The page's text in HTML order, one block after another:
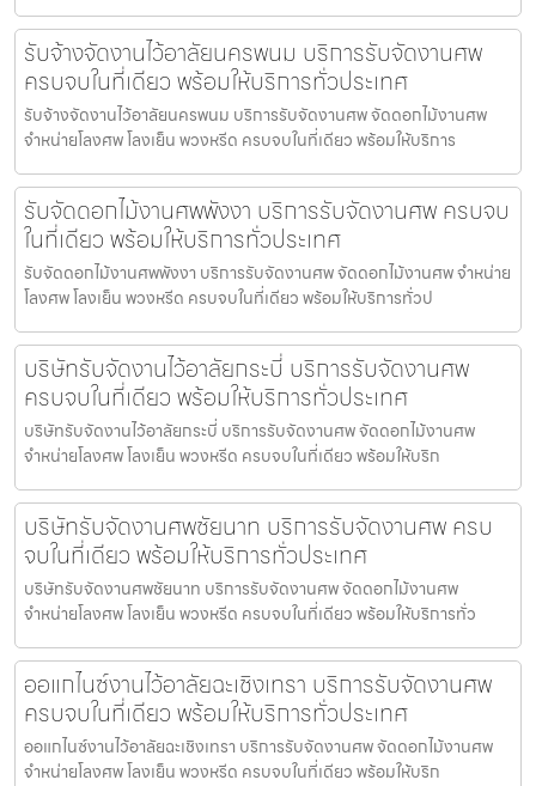
รับจ้างจัดงานไว้อาลัยนครพนม บริการรับจัดงานศพ
ครบจบในที่เดียว พร้อมให้บริการทั่วประเทศ
รับจ้างจัดงานไว้อาลัยนครพนม บริการรับจัดงานศพ จัดดอกไม้งานศพ
จำหน่ายโลงศพ โลงเย็น พวงหรีด ครบจบในที่เดียว พร้อมให้บริการ
รับจัดดอกไม้งานศพพังงา บริการรับจัดงานศพ ครบจบ
ในที่เดียว พร้อมให้บริการทั่วประเทศ
รับจัดดอกไม้งานศพพังงา บริการรับจัดงานศพ จัดดอกไม้งานศพ จำหน่าย
โลงศพ โลงเย็น พวงหรีด ครบจบในที่เดียว พร้อมให้บริการทั่วป
บริษัทรับจัดงานไว้อาลัยกระบี่ บริการรับจัดงานศพ
ครบจบในที่เดียว พร้อมให้บริการทั่วประเทศ
บริษัทรับจัดงานไว้อาลัยกระบี่ บริการรับจัดงานศพ จัดดอกไม้งานศพ
จำหน่ายโลงศพ โลงเย็น พวงหรีด ครบจบในที่เดียว พร้อมให้บริก
บริษัทรับจัดงานศพชัยนาท บริการรับจัดงานศพ ครบ
จบในที่เดียว พร้อมให้บริการทั่วประเทศ
บริษัทรับจัดงานศพชัยนาท บริการรับจัดงานศพ จัดดอกไม้งานศพ
จำหน่ายโลงศพ โลงเย็น พวงหรีด ครบจบในที่เดียว พร้อมให้บริการทั่ว
ออแกไนซ์งานไว้อาลัยฉะเชิงเทรา บริการรับจัดงานศพ
ครบจบในที่เดียว พร้อมให้บริการทั่วประเทศ
ออแกไนซ์งานไว้อาลัยฉะเชิงเทรา บริการรับจัดงานศพ จัดดอกไม้งานศพ
จำหน่ายโลงศพ โลงเย็น พวงหรีด ครบจบในที่เดียว พร้อมให้บริก